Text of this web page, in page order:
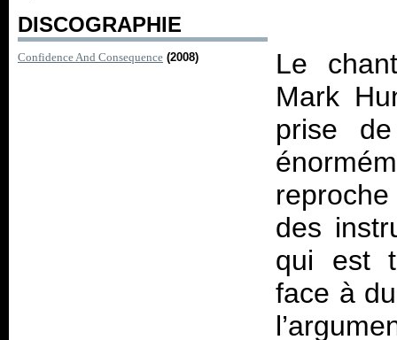
DISCOGRAPHIE
Confidence And Consequence (2008)
Le
Mark
prise
des
qui est
face à